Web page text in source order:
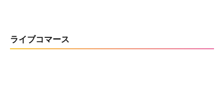
ライブコマース